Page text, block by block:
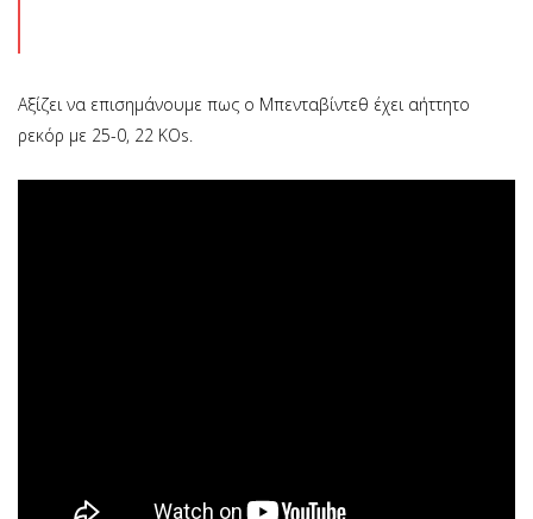
Αξίζει να επισημάνουμε πως ο Μπενταβίντεθ έχει αήττητο
ρεκόρ με 25-0, 22 KOs.